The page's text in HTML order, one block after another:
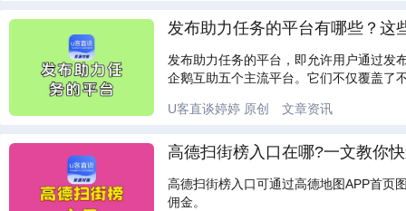
发布助力任务的平台有哪些？这
发布助力任务的平台，即允许用户通过发
企鹅互助五个主流平台。它们不仅覆盖了
U客直谈婷婷 原创 文章资讯
高德扫街榜入口在哪?一文教你
高德扫街榜入口可通过高德地图APP首页
佣金。